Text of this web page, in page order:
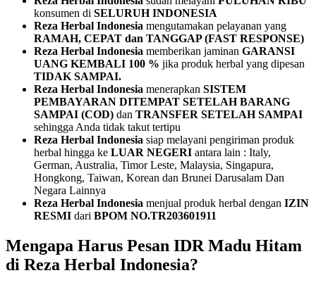
konsumen di SELURUH INDONESIA
Reza Herbal Indonesia mengutamakan pelayanan yang
RAMAH, CEPAT dan TANGGAP (FAST RESPONSE)
Reza Herbal Indonesia memberikan jaminan GARANSI
UANG KEMBALI 100 % jika produk herbal yang dipesan
TIDAK SAMPAI.
Reza Herbal Indonesia menerapkan SISTEM
PEMBAYARAN DITEMPAT SETELAH BARANG
SAMPAI (COD) dan TRANSFER SETELAH SAMPAI
sehingga Anda tidak takut tertipu
Reza Herbal Indonesia siap melayani pengiriman produk
herbal hingga ke LUAR NEGERI antara lain : Italy,
German, Australia, Timor Leste, Malaysia, Singapura,
Hongkong, Taiwan, Korean dan Brunei Darusalam Dan
Negara Lainnya
Reza Herbal Indonesia menjual produk herbal dengan IZIN
RESMI dari BPOM NO.TR203601911
Mengapa Harus Pesan IDR Madu Hitam
di Reza Herbal Indonesia?